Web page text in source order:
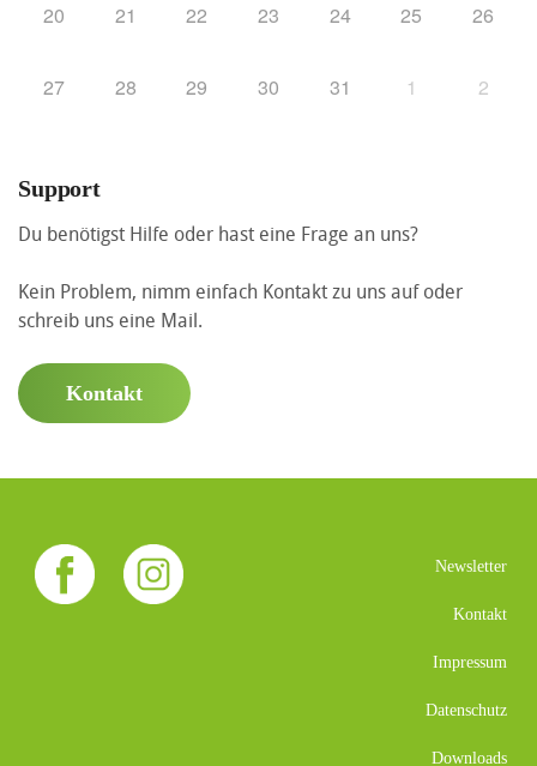
20 21 22 23 24 25 26
27 28 29 30 31 1 2
Support
Du benötigst Hilfe oder hast eine Frage an uns?
Kein Problem, nimm einfach Kontakt zu uns auf oder
schreib uns eine Mail.
Kontakt
Newsletter
Kontakt
Impressum
Datenschutz
Downloads